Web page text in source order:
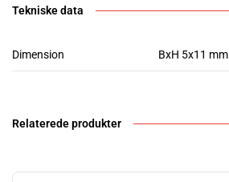
Tekniske data
Dimension BxH 5x11 mm
Relaterede produkter